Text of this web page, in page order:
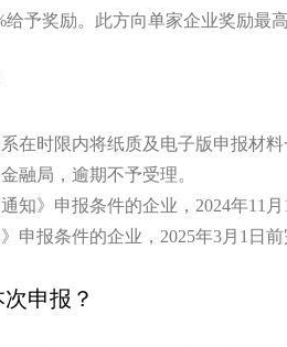
予奖励。此方向单家企业奖励最高
时限内将纸质及电子版申报材料
融局，逾期不予受理。
》申报条件的企业，2024年11月
申报条件的企业，2025年3月1日前
申报？